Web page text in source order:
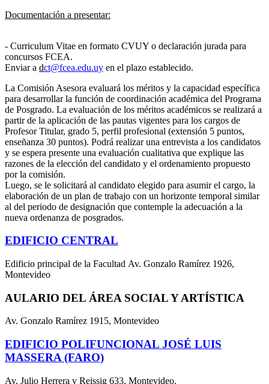
Documentación a presentar:
- Curriculum Vitae en formato CVUY o declaración jurada para
concursos FCEA.
Enviar a dct@fcea.edu.uy en el plazo establecido.
La Comisión Asesora evaluará los méritos y la capacidad específica
para desarrollar la función de coordinación académica del Programa
de Posgrado. La evaluación de los méritos académicos se realizará a
partir de la aplicación de las pautas vigentes para los cargos de
Profesor Titular, grado 5, perfil profesional (extensión 5 puntos,
enseñanza 30 puntos). Podrá realizar una entrevista a los candidatos
y se espera presente una evaluación cualitativa que explique las
razones de la elección del candidato y el ordenamiento propuesto
por la comisión.
Luego, se le solicitará al candidato elegido para asumir el cargo, la
elaboración de un plan de trabajo con un horizonte temporal similar
al del periodo de designación que contemple la adecuación a la
nueva ordenanza de posgrados.
EDIFICIO CENTRAL
Edificio principal de la Facultad Av. Gonzalo Ramírez 1926,
Montevideo
AULARIO DEL ÁREA SOCIAL Y ARTÍSTICA
Av. Gonzalo Ramírez 1915, Montevideo
EDIFICIO POLIFUNCIONAL JOSÉ LUIS
MASSERA (FARO)
Av. Julio Herrera y Reissig 633, Montevideo.